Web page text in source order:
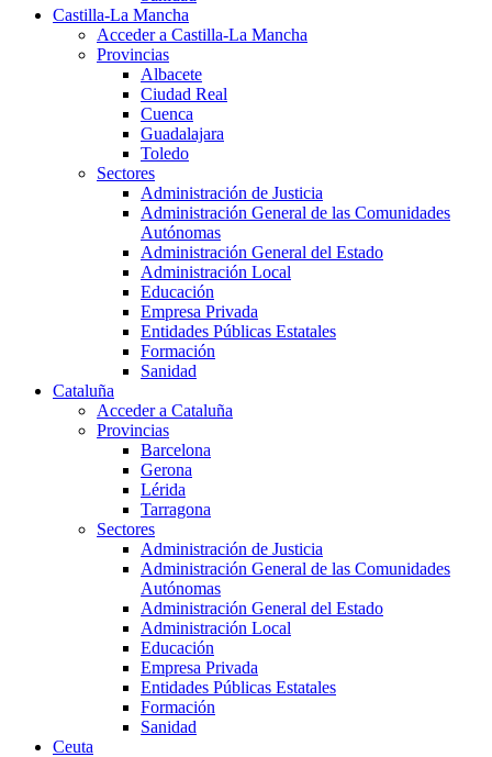
Castilla-La Mancha
Acceder a Castilla-La Mancha
Provincias
Albacete
Ciudad Real
Cuenca
Guadalajara
Toledo
Sectores
Administración de Justicia
Administración General de las Comunidades
Autónomas
Administración General del Estado
Administración Local
Educación
Empresa Privada
Entidades Públicas Estatales
Formación
Sanidad
Cataluña
Acceder a Cataluña
Provincias
Barcelona
Gerona
Lérida
Tarragona
Sectores
Administración de Justicia
Administración General de las Comunidades
Autónomas
Administración General del Estado
Administración Local
Educación
Empresa Privada
Entidades Públicas Estatales
Formación
Sanidad
Ceuta